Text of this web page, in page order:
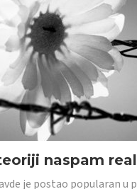
naspam
je postao popularan